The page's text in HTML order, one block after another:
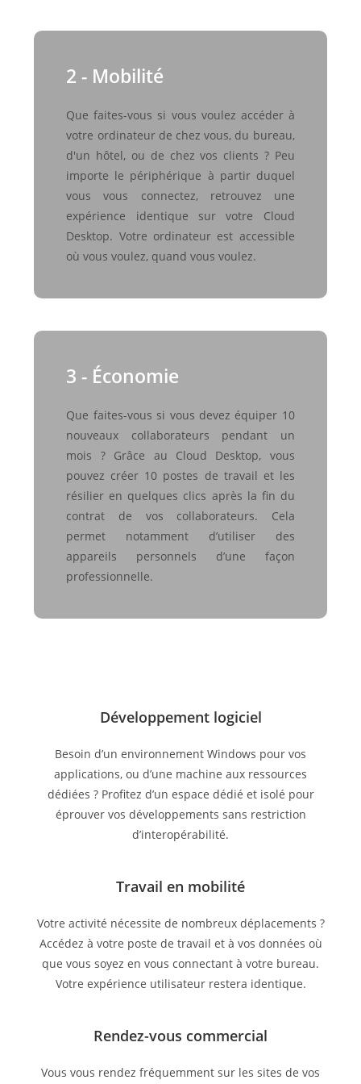
2 - Mobilité
Que faites-vous si vous voulez accéder à
votre ordinateur de chez vous, du bureau,
d'un hôtel, ou de chez vos clients ? Peu
importe le périphérique à partir duquel
vous vous connectez, retrouvez une
expérience identique sur votre Cloud
Desktop. Votre ordinateur est accessible
où vous voulez, quand vous voulez.
3 - Économie
Que faites-vous si vous devez équiper 10
nouveaux collaborateurs pendant un
mois ? Grâce au Cloud Desktop, vous
pouvez créer 10 postes de travail et les
résilier en quelques clics après la fin du
contrat de vos collaborateurs. Cela
permet notamment d’utiliser des
appareils personnels d’une façon
professionnelle.
Développement logiciel
Besoin d’un environnement Windows pour vos
applications, ou d’une machine aux ressources
dédiées ? Profitez d’un espace dédié et isolé pour
éprouver vos développements sans restriction
d’interopérabilité.
Travail en mobilité
Votre activité nécessite de nombreux déplacements ?
Accédez à votre poste de travail et à vos données où
que vous soyez en vous connectant à votre bureau.
Votre expérience utilisateur restera identique.
Rendez-vous commercial
Vous vous rendez fréquemment sur les sites de vos